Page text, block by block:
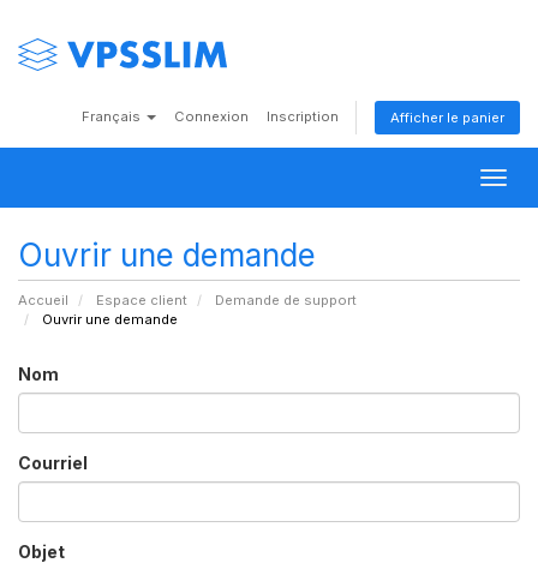
Français Connexion Inscription Afficher le panier
Ouvrir une demande
Accueil Espace client
Demande de support
Ouvrir une demande
Nom
Courriel
Objet